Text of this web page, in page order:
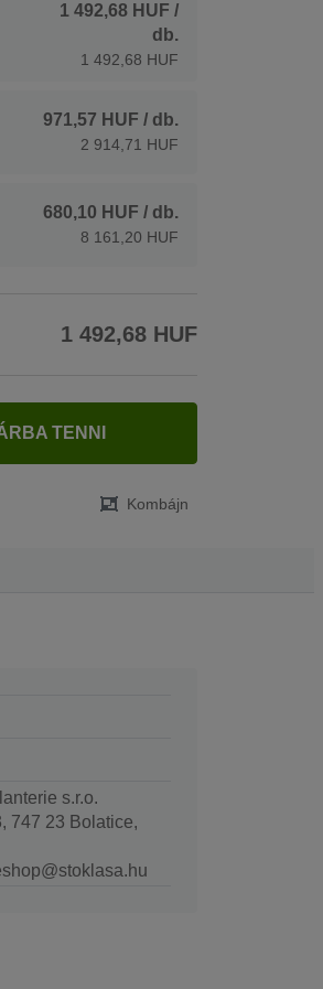
1 492,68 HUF /
db.
1 492,68 HUF
971,57 HUF / db.
2 914,71 HUF
680,10 HUF / db.
8 161,20 HUF
1 492,68 HUF
TENNI
Kombájn
s.r.o.
747 23 Bolatice,